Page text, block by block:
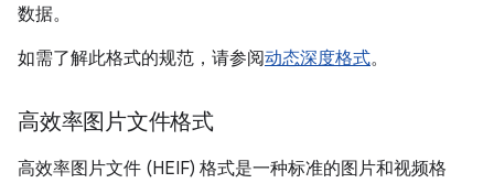
数据。
如需了解此格式的规范，请参阅动态深度格式。
高效率图片文件格式
高效率图片文件 (HEIF) 格式是一种标准的图片和视频格